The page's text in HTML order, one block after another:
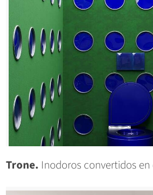
Trone. Inodoros convertidos